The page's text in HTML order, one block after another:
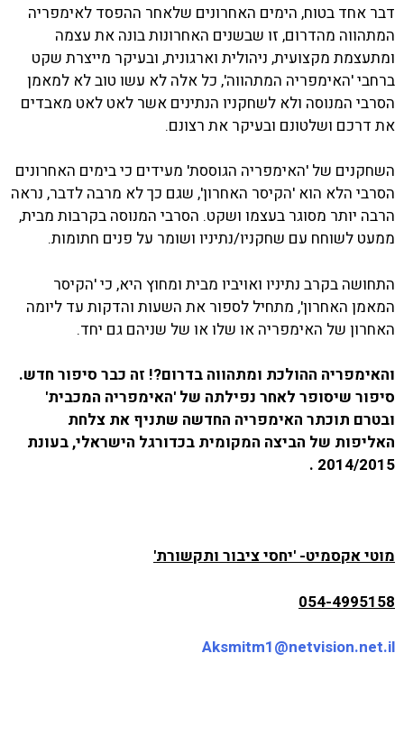
דבר אחד בטוח, הימים האחרונים שלאחר ההפסד לאימפריה
המתהווה מהדרום, זו שבשנים האחרונות בונה את עצמה
ומתעצמת מקצועית, ניהולית וארגונית, ובעיקר מייצרת שקט
ברחבי 'האימפריה המתהווה', כל אלה לא עשו טוב לא למאמן
הסרבי המנוסה ולא לשחקניו הנתינים אשר לאט לאט מאבדים
את דרכם ושלטונם ובעיקר את רצונם.
השחקנים של 'האימפריה הגוססת' מעידים כי בימים האחרונים
הסרבי הלא הוא 'הקיסר האחרון', שגם כך לא מרבה לדבר, נראה
הרבה יותר מסוגר בעצמו ושקט. הסרבי המנוסה בקרבות מבית,
ממעט לשוחח עם שחקניו/נתיניו ושומר על פנים חתומות.
התחושה בקרב נתיניו ואויביו מבית ומחוץ היא, כי 'הקיסר
המאמן האחרון', מתחיל לספור את השעות והדקות עד ליומה
האחרון של האימפריה או שלו או של שניהם גם יחד.
והאימפריה ההולכת ומתהווה בדרום?! זה כבר סיפור חדש.
סיפור שיסופר לאחר נפילתה של 'האימפריה המכבית'
ובטרם תוכתר האימפריה החדשה שתניף את צלחת
האליפות של הביצה המקומית בכדורגל הישראלי, בעונת
2014/2015 .
מוטי אקסמיט- 'יחסי ציבור ותקשורת'
054-4995158
Aksmitm1@netvision.net.il